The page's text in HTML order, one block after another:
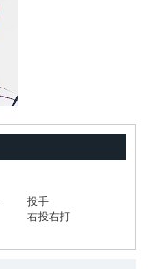
投手
右投右打